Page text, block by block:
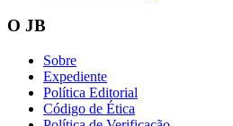
O JB
Sobre
Expediente
Política Editorial
Código de Ética